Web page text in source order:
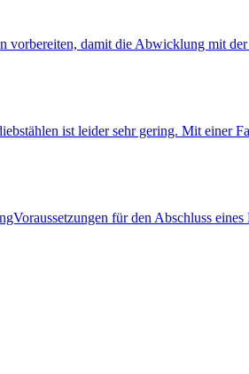
vorbereiten, damit die Abwicklung mit
ist leider sehr gering. Mit einer
für den Abschluss